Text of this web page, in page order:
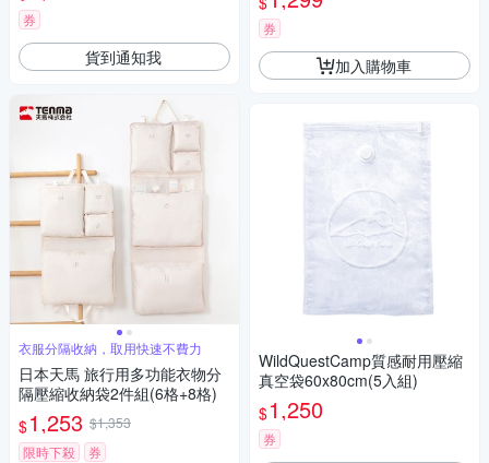
券
貨到通知我
衣服分隔收納，取用快速不費力
日本天馬 旅行用多功能衣物分
隔壓縮收納袋2件組(6格+8格)
$1,253 $1,353
限時下殺
券
券
加入購物車
WildQuestCamp質感耐用壓縮
真空袋60x80cm(5入組)
$1,250
券